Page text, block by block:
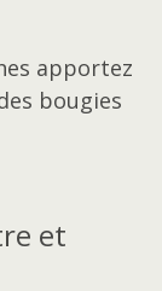
apportez
bougies
et